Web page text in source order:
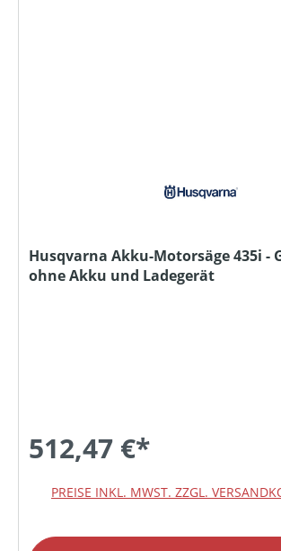
Husqvarna Akku-Motorsäge 435i -
ohne Akku und Ladegerät
512,47 €*
PREISE INKL. MWST. ZZGL.